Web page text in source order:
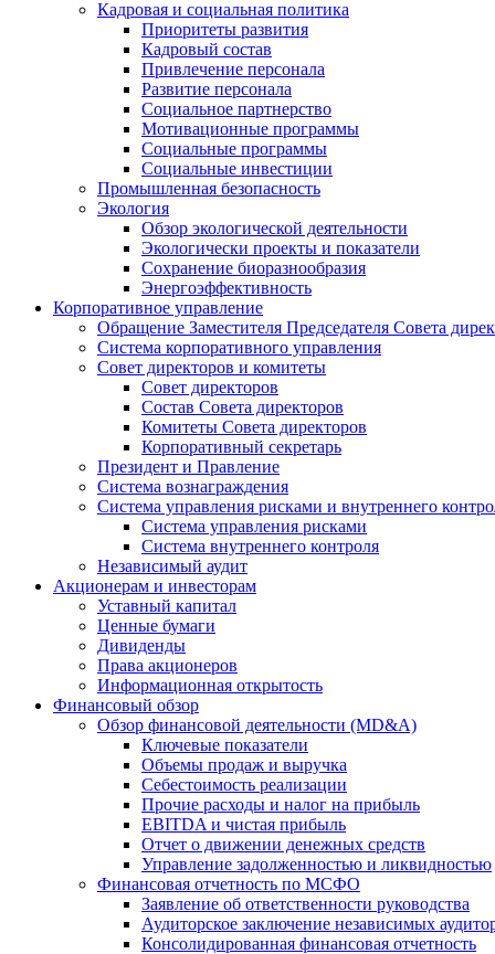
Кадровая и социальная политика
Приоритеты развития
Кадровый состав
Привлечение персонала
Развитие персонала
Социальное партнерство
Мотивационные программы
Социальные программы
Социальные инвестиции
Промышленная безопасность
Экология
Обзор экологической деятельности
Экологически проекты и показатели
Сохранение биоразнообразия
Энергоэффективность
Корпоративное управление
Обращение Заместителя Председателя Совета
Система корпоративного управления
Совет директоров и комитеты
Совет директоров
Состав Совета директоров
Комитеты Совета директоров
Корпоративный секретарь
Президент и Правление
Система вознаграждения
Система управления рисками и внутреннего
Система управления рисками
Система внутреннего контроля
Независимый аудит
Акционерам и инвесторам
Уставный капитал
Ценные бумаги
Дивиденды
Права акционеров
Информационная открытость
Финансовый обзор
Обзор финансовой деятельности (MD&A)
Ключевые показатели
Объемы продаж и выручка
Себестоимость реализации
Прочие расходы и налог на прибыль
EBITDA и чистая прибыль
Отчет о движении денежных средств
Управление задолженностью и ликвидностью
Финансовая отчетность по МСФО
Заявление об ответственности руководства
Аудиторское заключение независимых
Консолидированная финансовая отчетность